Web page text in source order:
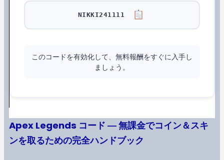
NIKKI241111
このコードを有効化して、無料報酬をすぐに入手し
ましょう。
Apex Legends コード ― 無課金でコイン＆スキ
ンを取るための完全ハンドブック